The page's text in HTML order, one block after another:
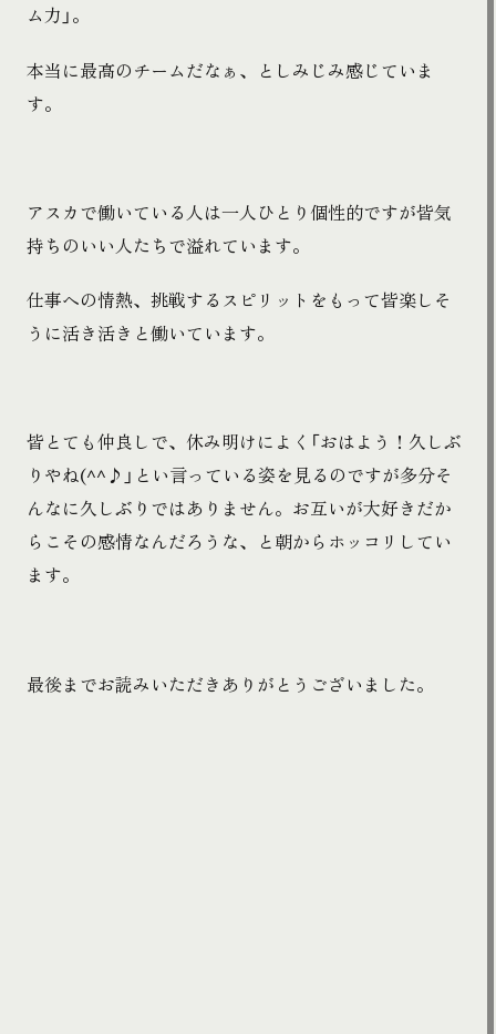
ム力」。
本当に最高のチームだなぁ、としみじみ感じていま
す。
アスカで働いている人は一人ひとり個性的ですが皆気
持ちのいい人たちで溢れています。
仕事への情熱、挑戦するスピリットをもって皆楽しそ
うに活き活きと働いています。
皆とても仲良しで、休み明けによく「おはよう！久しぶ
りやね(^^♪」とい言っている姿を見るのですが多分そ
んなに久しぶりではありません。お互いが大好きだか
らこその感情なんだろうな、と朝からホッコリしてい
ます。
最後までお読みいただきありがとうございました。